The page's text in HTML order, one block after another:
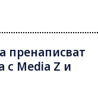
пренаписват
с Media Z и